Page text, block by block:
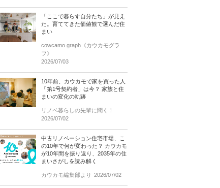
「ここで暮らす自分たち」が見え
た。育ててきた価値観で選んだ住
まい
cowcamo graph《カウカモグラ
フ》
2026/07/03
10年前、カウカモで家を買った人
「第1号契約者」は今？ 家族と住
まいの変化の軌跡
リノベ暮らしの先輩に聞く！
2026/07/02
中古リノベーション住宅市場、こ
の10年で何が変わった？ カウカモ
が10年間を振り返り、2035年の住
まいさがしを読み解く
カウカモ編集部より 2026/07/02